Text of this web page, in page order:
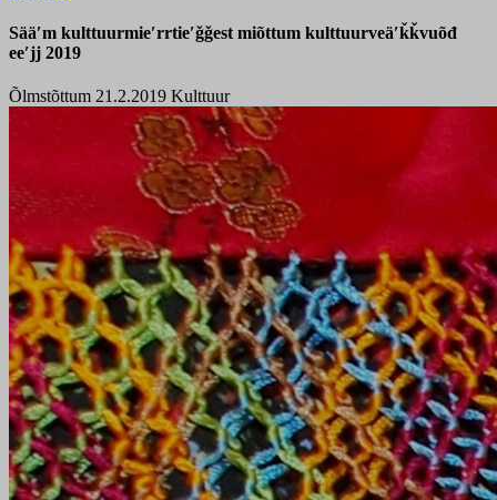
Sääʹm kulttuurmieʹrrtieʹǧǧest miõttum kulttuurveäʹǩǩvuõđ
eeʹjj 2019
Õlmstõttum 21.2.2019 Kulttuur